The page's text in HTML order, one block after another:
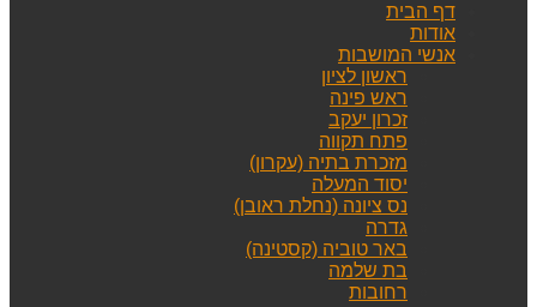
דף הבית
אודות
אנשי המושבות
ראשון לציון
ראש פינה
זכרון יעקב
פתח תקווה
מזכרת בתיה (עקרון)
יסוד המעלה
נס ציונה (נחלת ראובן)
גדרה
באר טוביה (קסטינה)
בת שלמה
רחובות